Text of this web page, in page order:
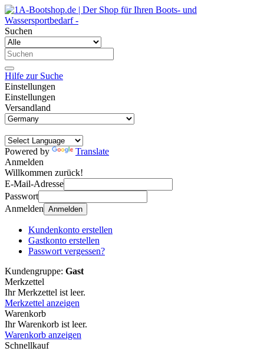
Suchen
Hilfe zur Suche
Einstellungen
Einstellungen
Versandland
Powered by
Translate
Anmelden
Willkommen zurück!
E-Mail-Adresse
Passwort
Anmelden Anmelden
Kundenkonto erstellen
Gastkonto erstellen
Passwort vergessen?
Kundengruppe: Gast
Merkzettel
Ihr Merkzettel ist leer.
Merkzettel anzeigen
Warenkorb
Ihr Warenkorb ist leer.
Warenkorb anzeigen
Schnellkauf